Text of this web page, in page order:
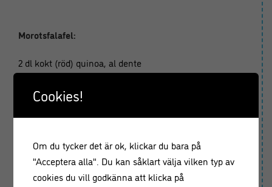
Morotsfalafel:
2 dl kokt (röd) quinoa, al dente
1-2 rårivna morötter
150 g (1pkt) fetaost
1 tsk spiskummin
svartpeppar från kvarn
Cookies!
Om du tycker det är ok, klickar du bara på
"Acceptera alla". Du kan såklart välja vilken typ av
cookies du vill godkänna att klicka på